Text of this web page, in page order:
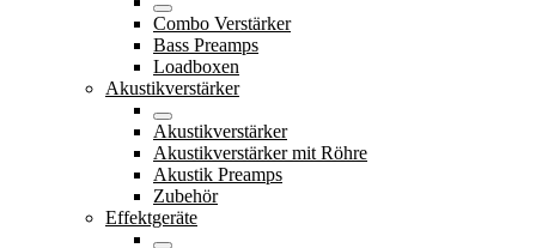
Combo Verstärker
Bass Preamps
Loadboxen
Akustikverstärker
Akustikverstärker
Akustikverstärker mit Röhre
Akustik Preamps
Zubehör
Effektgeräte